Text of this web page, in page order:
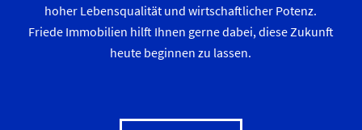
hoher Lebensqualität und wirtschaftlicher Potenz.
Friede Immobilien hilft Ihnen gerne dabei, diese Zukunft
heute beginnen zu lassen.